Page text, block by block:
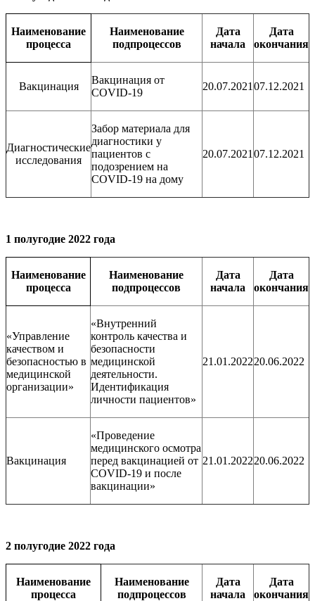
Наименование
процесса
Наименование
подпроцессов
Дата
начала
Дата
окончания
Вакцинация
Вакцинация от
COVID-19
20.07.2021 07.12.2021
Диагностические
исследования
Забор материала для
диагностики у
пациентов с
подозрением на
COVID-19 на дому
20.07.2021 07.12.2021
1 полугодие 2022 года
Наименование
процесса
Наименование
подпроцессов
Дата
начала
Дата
окончания
«Управление
качеством и
безопасностью в
медицинской
организации»
«Внутренний
контроль качества и
безопасности
медицинской
деятельности.
Идентификация
личности пациентов»
21.01.202220.06.2022
Вакцинация
«Проведение
медицинского осмотра
перед вакцинацией от
COVID-19 и после
вакцинации»
21.01.202220.06.2022
2 полугодие 2022 года
Наименование
процесса
Наименование
подпроцессов
Дата
начала
Дата
окончания